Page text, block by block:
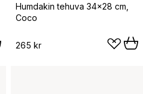
Humdakin tehuva 34x28 cm,
Coco
265 kr